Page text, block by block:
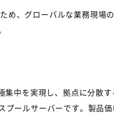
、グローバルな業務現場
中を実現し、拠点に分散
ールサーバーです。製品価